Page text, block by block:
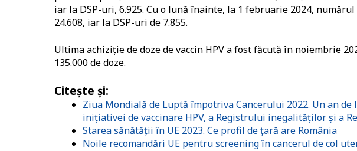
iar la DSP-uri, 6.925. Cu o lună înainte, la 1 februarie 2024,
24.608, iar la DSP-uri de 7.855.
Ultima achiziție de doze de vaccin HPV a fost făcută în noiembrie
135.000 de doze.
Citește și:
Ziua Mondială de Luptă împotriva Cancerului 2022. Un an de
inițiativei de vaccinare HPV, a Registrului inegalităților și a
Starea sănătății în UE 2023. Ce profil de țară are România
Noile recomandări UE pentru screening în cancerul de col